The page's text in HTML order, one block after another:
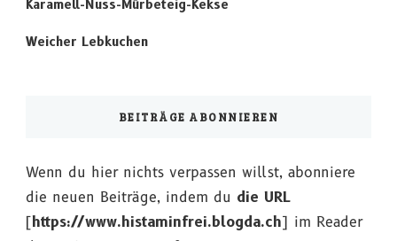
Karamell-Nuss-Mürbeteig-Kekse
Weicher Lebkuchen
BEITRÄGE ABONNIEREN
Wenn du hier nichts verpassen willst, abonniere
die neuen Beiträge, indem du die URL
[https://www.histaminfrei.blogda.ch] im Reader